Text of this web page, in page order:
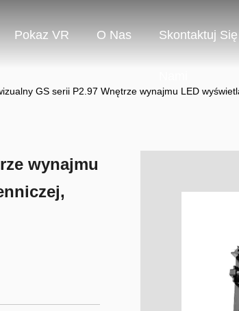
Pokaz VR O Nas Skontaktuj
GS serii P2.97 Wnętrze wynajmu LED
wynajmu